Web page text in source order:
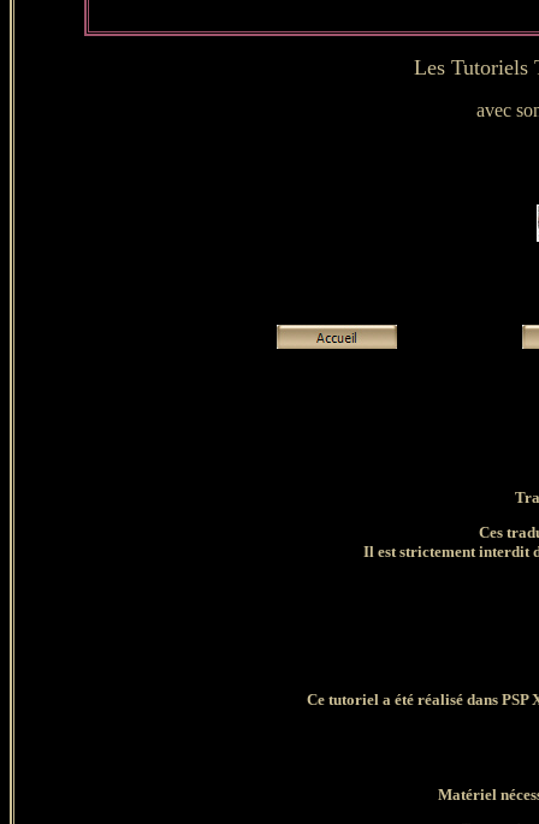
Les Tutoriels
avec
Ces
Il est strictement interdit
Ce tutoriel a été réalisé dans PSP
Matériel